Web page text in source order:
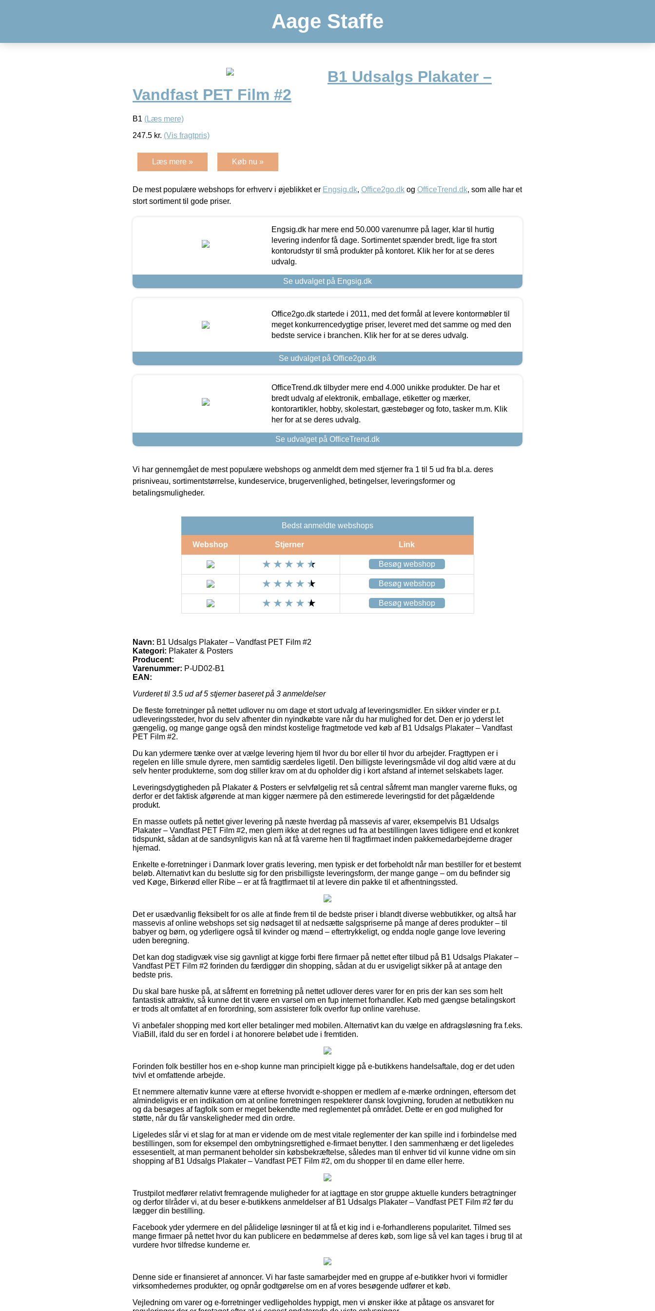
Aage Staffe
B1 Udsalgs Plakater –
Vandfast PET Film #2
B1 (Læs mere)
247.5 kr. (Vis fragtpris)
Læs mere » Køb nu »
De mest populære webshops for erhverv i øjeblikket er Engsig.dk, Office2go.dk og OfficeTrend.dk, som alle har et
stort sortiment til gode priser.
Engsig.dk har mere end 50.000 varenumre på lager, klar til hurtig
levering indenfor få dage. Sortimentet spænder bredt, lige fra stort
kontorudstyr til små produkter på kontoret. Klik her for at se deres
udvalg.
Se udvalget på Engsig.dk
Office2go.dk startede i 2011, med det formål at levere kontormøbler til
meget konkurrencedygtige priser, leveret med det samme og med den
bedste service i branchen. Klik her for at se deres udvalg.
Se udvalget på Office2go.dk
OfficeTrend.dk tilbyder mere end 4.000 unikke produkter. De har et
bredt udvalg af elektronik, emballage, etiketter og mærker,
kontorartikler, hobby, skolestart, gæstebøger og foto, tasker m.m. Klik
her for at se deres udvalg.
Se udvalget på OfficeTrend.dk
Vi har gennemgået de mest populære webshops og anmeldt dem med stjerner fra 1 til 5 ud fra bl.a. deres
prisniveau, sortimentstørrelse, kundeservice, brugervenlighed, betingelser, leveringsformer og
betalingsmuligheder.
Bedst anmeldte webshops
Webshop Stjerner Link
Besøg webshop
Besøg webshop
Besøg webshop
Navn: B1 Udsalgs Plakater – Vandfast PET Film #2
Kategori: Plakater & Posters
Producent:
Varenummer: P-UD02-B1
EAN:
Vurderet til 3.5 ud af 5 stjerner baseret på 3 anmeldelser
De fleste forretninger på nettet udlover nu om dage et stort udvalg af leveringsmidler. En sikker vinder er p.t.
udleveringssteder, hvor du selv afhenter din nyindkøbte vare når du har mulighed for det. Den er jo yderst let
gængelig, og mange gange også den mindst kostelige fragtmetode ved køb af B1 Udsalgs Plakater – Vandfast
PET Film #2.
Du kan ydermere tænke over at vælge levering hjem til hvor du bor eller til hvor du arbejder. Fragttypen er i
regelen en lille smule dyrere, men samtidig særdeles ligetil. Den billigste leveringsmåde vil dog altid være at du
selv henter produkterne, som dog stiller krav om at du opholder dig i kort afstand af internet selskabets lager.
Leveringsdygtigheden på Plakater & Posters er selvfølgelig ret så central såfremt man mangler varerne fluks, og
derfor er det faktisk afgørende at man kigger nærmere på den estimerede leveringstid for det pågældende
produkt.
En masse outlets på nettet giver levering på næste hverdag på massevis af varer, eksempelvis B1 Udsalgs
Plakater – Vandfast PET Film #2, men glem ikke at det regnes ud fra at bestillingen laves tidligere end et konkret
tidspunkt, sådan at de sandsynligvis kan nå at få varerne hen til fragtfirmaet inden pakkemedarbejderne drager
hjemad.
Enkelte e-forretninger i Danmark lover gratis levering, men typisk er det forbeholdt når man bestiller for et bestemt
beløb. Alternativt kan du beslutte sig for den prisbilligste leveringsform, der mange gange – om du befinder sig
ved Køge, Birkerød eller Ribe – er at få fragtfirmaet til at levere din pakke til et afhentningssted.
Det er usædvanlig fleksibelt for os alle at finde frem til de bedste priser i blandt diverse webbutikker, og altså har
massevis af online webshops set sig nødsaget til at nedsætte salgspriserne på mange af deres produkter – til
babyer og børn, og yderligere også til kvinder og mænd – eftertrykkeligt, og endda nogle gange love levering
uden beregning.
Det kan dog stadigvæk vise sig gavnligt at kigge forbi flere firmaer på nettet efter tilbud på B1 Udsalgs Plakater –
Vandfast PET Film #2 forinden du færdiggør din shopping, sådan at du er usvigeligt sikker på at antage den
bedste pris.
Du skal bare huske på, at såfremt en forretning på nettet udlover deres varer for en pris der kan ses som helt
fantastisk attraktiv, så kunne det tit være en varsel om en fup internet forhandler. Køb med gængse betalingskort
er trods alt omfattet af en forordning, som assisterer folk overfor fup online varehuse.
Vi anbefaler shopping med kort eller betalinger med mobilen. Alternativt kan du vælge en afdragsløsning fra f.eks.
ViaBill, ifald du ser en fordel i at honorere beløbet ude i fremtiden.
Forinden folk bestiller hos en e-shop kunne man principielt kigge på e-butikkens handelsaftale, dog er det uden
tvivl et omfattende arbejde.
Et nemmere alternativ kunne være at efterse hvorvidt e-shoppen er medlem af e-mærke ordningen, eftersom det
almindeligvis er en indikation om at online forretningen respekterer dansk lovgivning, foruden at netbutikken nu
og da besøges af fagfolk som er meget bekendte med reglementet på området. Dette er en god mulighed for
støtte, når du får vanskeligheder med din ordre.
Ligeledes slår vi et slag for at man er vidende om de mest vitale reglementer der kan spille ind i forbindelse med
bestillingen, som for eksempel den ombytningsrettighed e-firmaet benytter. I den sammenhæng er det ligeledes
essesentielt, at man permanent beholder sin købsbekræftelse, således man til enhver tid vil kunne vidne om sin
shopping af B1 Udsalgs Plakater – Vandfast PET Film #2, om du shopper til en dame eller herre.
Trustpilot medfører relativt fremragende muligheder for at iagttage en stor gruppe aktuelle kunders betragtninger
og derfor tilråder vi, at du beser e-butikkens anmeldelser af B1 Udsalgs Plakater – Vandfast PET Film #2 før du
lægger din bestilling.
Facebook yder ydermere en del pålidelige løsninger til at få et kig ind i e-forhandlerens popularitet. Tilmed ses
mange firmaer på nettet hvor du kan publicere en bedømmelse af deres køb, som lige så vel kan tages i brug til at
vurdere hvor tilfredse kunderne er.
Denne side er finansieret af annoncer. Vi har faste samarbejder med en gruppe af e-butikker hvori vi formidler
virksomhedernes produkter, og opnår godtgørelse om en af vores besøgende udfører et køb.
Vejledning om varer og e-forretninger vedligeholdes hyppigt, men vi ønsker ikke at påtage os ansvaret for